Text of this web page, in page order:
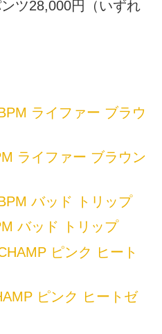
ツ28,000円（いずれ
ライファー ブラウ
ライファー ブラウン
バッド トリップ
バッド トリップ
ピンク ヒート
ピンク ヒートゼ